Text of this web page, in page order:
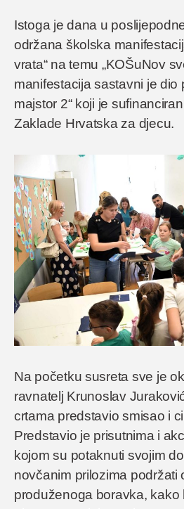
Istoga je dana u
održana školska
vrata“ na temu „KOŠuNov
manifestacija sastavni je dio
majstor 2“ koji je
Zaklade Hrvatska za djecu.
Na početku susreta sve je
ravnatelj Krunoslav
crtama predstavio smisao i
Predstavio je prisutnima i
kojom su potaknuti svojim
novčanim prilozima podržati
produženoga boravka, kako